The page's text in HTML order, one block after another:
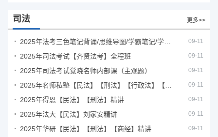
司法 更多>>
09-11
2025年司法考试【齐贤法考】全程班 09-11
2025年司法考试觉晓名师内部课（主观题） 09-11
09-11
2025年得恩【民法】【刑法】精讲 09-11
2025年法大【民法】刘家安精讲 09-11
2025年华研【民法】【刑法】【商经】精讲 09-11